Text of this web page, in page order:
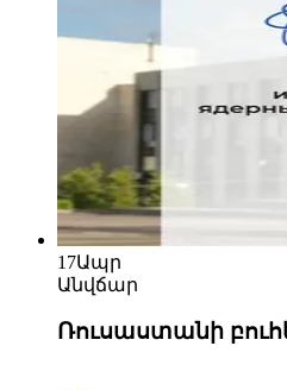
17Ապր
Անվճար
Ռուսաստանի